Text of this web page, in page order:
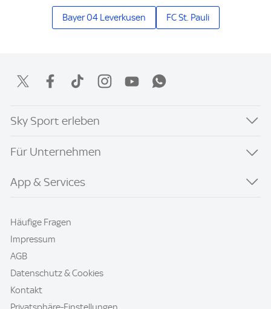
Bayer 04 Leverkusen FC St. Pauli
Sky Sport erleben
Für Unternehmen
App & Services
Häufige Fragen
Impressum
AGB
Datenschutz & Cookies
Kontakt